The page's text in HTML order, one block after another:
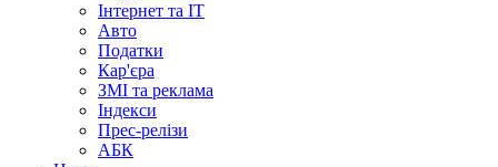
Інтернет та IT
Авто
Податки
Кар'єра
ЗМІ та реклама
Індекси
Прес-релізи
АБК